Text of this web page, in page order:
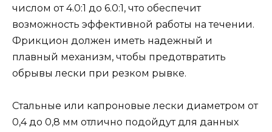
числом от 4.0:1 до 6.0:1, что обеспечит
возможность эффективной работы на течении.
Фрикцион должен иметь надежный и
плавный механизм, чтобы предотвратить
обрывы лески при резком рывке.
Стальные или капроновые лески диаметром от
0,4 до 0,8 мм отлично подойдут для данных